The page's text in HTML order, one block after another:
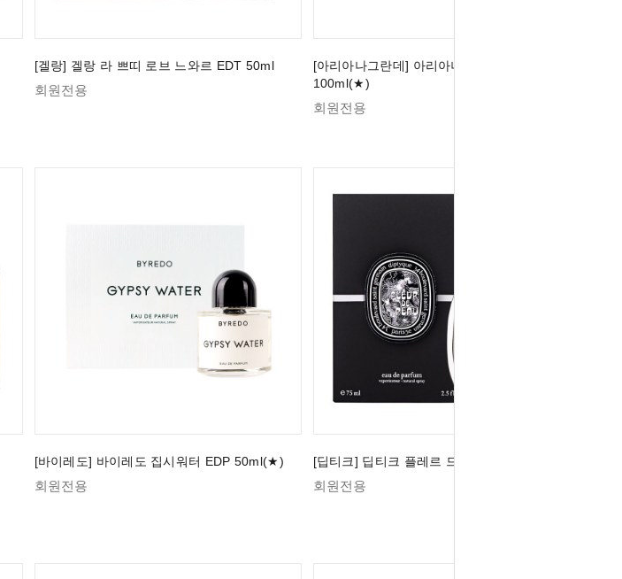
[겔랑] 겔랑 라 쁘띠 로브 느와르 EDT 50ml
회원전용
[아리아나그란데] 아리아나 그란데 아리 EDP
100ml(★)
회원전용
[바이레도] 바이레도 집시워터 EDP 50ml(★)
회원전용
[딥티크] 딥티크 플레르 드 뽀 EDP 75ml (★)
회원전용